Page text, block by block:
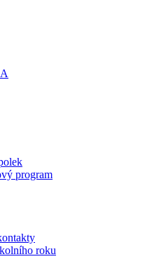
program
roku